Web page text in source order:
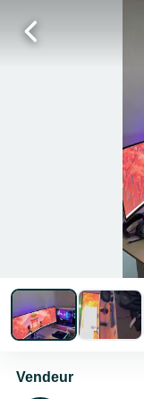
Vendeur